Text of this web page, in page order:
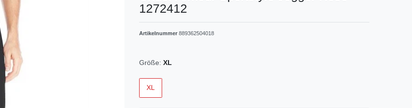
1272412
Artikelnummer 889362504018
Größe: XL
XL